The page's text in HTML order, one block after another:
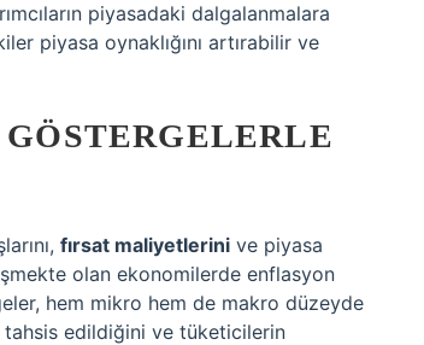
piyasadaki dalgalanmalara
piyasa oynaklığını artırabilir ve
fırsat maliyetlerini ve piyasa
olan ekonomilerde enflasyon
hem mikro hem de makro düzeyde
tahsis edildiğini ve tüketicilerin